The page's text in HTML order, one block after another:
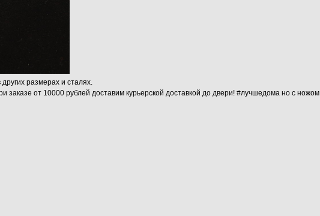
размерах и сталях.
от 10000 рублей доставим курьерской доставкой до двери! #лучшедома но с ножом